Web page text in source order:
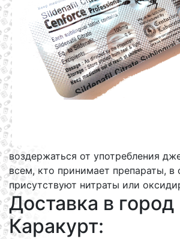
воздержаться от употребления
всем, кто принимает препараты, в
присутствуют нитраты или
Доставка в город
Каракурт: